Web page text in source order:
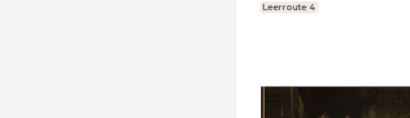
Leerroute 4